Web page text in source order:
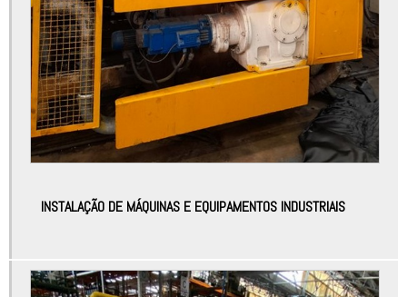
Automação industrial e robótica
Automação industrial em são paulo
Automação industrial empresas
Automação industrial equipamentos
Automação industrial máquinas
Automação linha de produção
INSTALAÇÃO DE MÁQUINAS E EQUIPAMENTOS INDUSTRIAIS